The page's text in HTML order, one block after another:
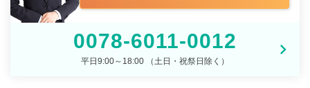
0078-6011-0012
平日9:00～18:00 （土日・祝祭日除く）